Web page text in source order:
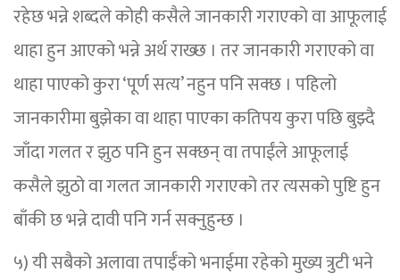
रहेछ भन्ने शब्दले कोही कसैले जानकारी गराएको वा आफूलाई
थाहा हुन आएको भन्ने अर्थ राख्छ । तर जानकारी गराएको वा
थाहा पाएको कुरा ‘पूर्ण सत्य’ नहुन पनि सक्छ । पहिलो
जानकारीमा बुझेका वा थाहा पाएका कतिपय कुरा पछि बुझ्दै
जाँदा गलत र झुठ पनि हुन सक्छन् वा तपाईंले आफूलाई
कसैले झुठो वा गलत जानकारी गराएको तर त्यसको पुष्टि हुन
बाँकी छ भन्ने दावी पनि गर्न सक्नुहुन्छ ।
५) यी सबैको अलावा तपाईँको भनाईमा रहेको मुख्य त्रुटी भने